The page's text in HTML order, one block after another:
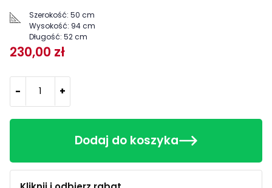
Szerokość: 50 cm
Wysokość: 94 cm
Długość: 52 cm
230,00 zł
- +
Dodaj do koszyka